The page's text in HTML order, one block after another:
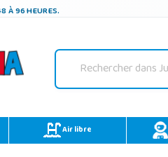
À 96 HEURES.
Air libre